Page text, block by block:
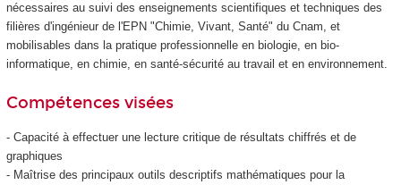
nécessaires au suivi des enseignements scientifiques et techniques des
filières d'ingénieur de l'EPN "Chimie, Vivant, Santé" du Cnam, et
mobilisables dans la pratique professionnelle en biologie, en bio-
informatique, en chimie, en santé-sécurité au travail et en environnement.
Compétences visées
- Capacité à effectuer une lecture critique de résultats chiffrés et de
graphiques
- Maîtrise des principaux outils descriptifs mathématiques pour la